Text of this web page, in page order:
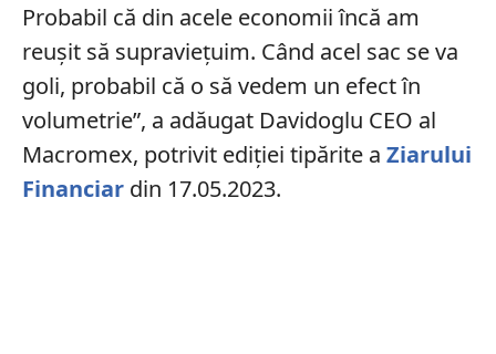
Probabil că din acele economii încă am
reușit să supraviețuim. Când acel sac se va
goli, probabil că o să vedem un efect în
volumetrie”, a adăugat Davidoglu CEO al
Macromex, potrivit ediției tipărite a Ziarului
Financiardin 17.05.2023.